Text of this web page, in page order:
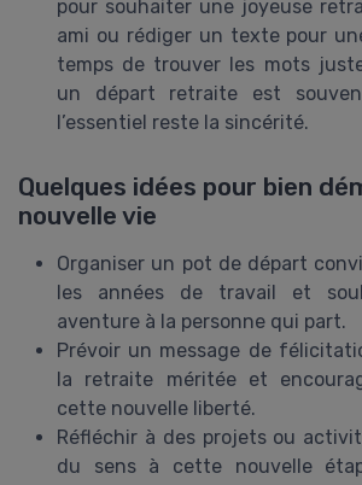
pour souhaiter une joyeuse
ami ou rédiger un texte pour
temps de trouver les mots
un départ retraite est
l’essentiel reste la sincérité.
Quelques idées pour bien
nouvelle vie
Organiser un pot de départ
les années de travail et
aventure à la personne qui part.
Prévoir un message de
la retraite méritée et
cette nouvelle liberté.
Réfléchir à des projets ou
du sens à cette nouvelle